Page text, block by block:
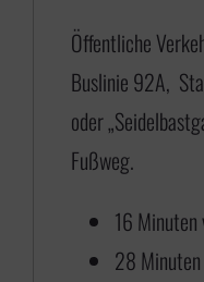
Öffentliche
Buslinie 92A,
oder
Fußweg.
16
28